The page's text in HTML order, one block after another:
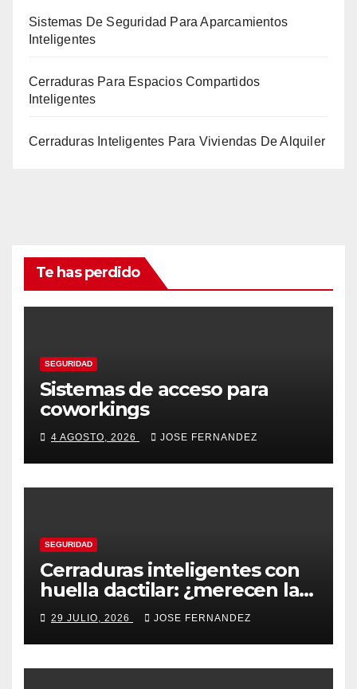
Sistemas De Seguridad Para Aparcamientos
Inteligentes
Cerraduras Para Espacios Compartidos
Inteligentes
Cerraduras Inteligentes Para Viviendas De Alquiler
Te has perdido
SEGURIDAD
Sistemas de acceso para
coworkings
4 AGOSTO, 2026 JOSE FERNANDEZ
SEGURIDAD
Cerraduras inteligentes con
huella dactilar: ¿merecen la
pena?
29 JULIO, 2026 JOSE FERNANDEZ